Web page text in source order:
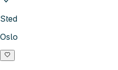
Sted
Oslo